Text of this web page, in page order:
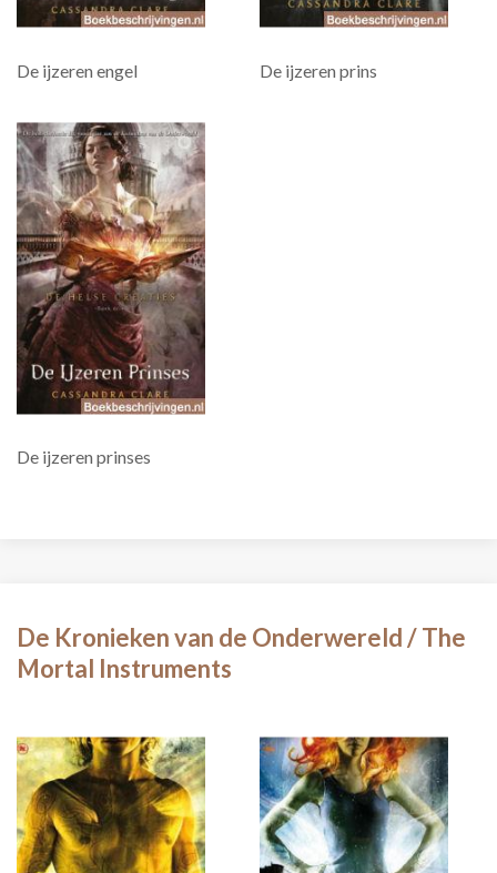
De ijzeren engel De ijzeren prins
De ijzeren prinses
De Kronieken van de Onderwereld / The
Mortal Instruments